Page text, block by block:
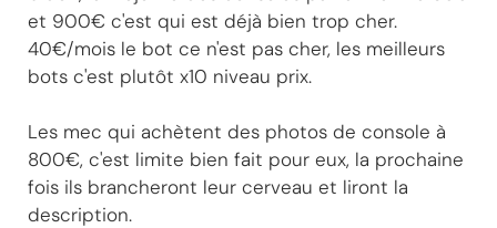
et 900€ c'est qui est déjà bien trop cher.
40€/mois le bot ce n'est pas cher, les meilleurs
bots c'est plutôt x10 niveau prix.
Les mec qui achètent des photos de console à
800€, c'est limite bien fait pour eux, la prochaine
fois ils brancheront leur cerveau et liront la
description.